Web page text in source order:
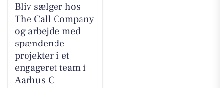
Bliv sælger hos
The Call Company
og arbejde med
spændende
projekter i et
engageret team i
Aarhus C